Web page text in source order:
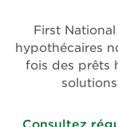
First
hypothécaires
fois des prêts